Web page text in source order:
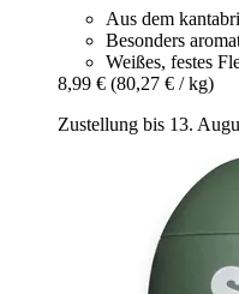
Aus dem
Besonders
Weißes, festes
8,99 € (80,27 € / kg)
Zustellung bis 13.